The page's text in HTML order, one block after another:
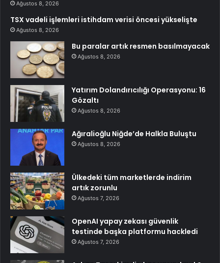
Ağustos 8, 2026
TSX vadeli işlemleri istihdam verisi öncesi yükselişte
Ağustos 8, 2026
Bu paralar artık resmen basılmayacak
Ağustos 8, 2026
Yatırım Dolandırıcılığı Operasyonu: 16
Gözaltı
Ağustos 8, 2026
Ağıralioğlu Niğde’de Halkla Buluştu
Ağustos 8, 2026
Ülkedeki tüm marketlerde indirim
artık zorunlu
Ağustos 7, 2026
OpenAI yapay zekası güvenlik
testinde başka platformu hackledi
Ağustos 7, 2026